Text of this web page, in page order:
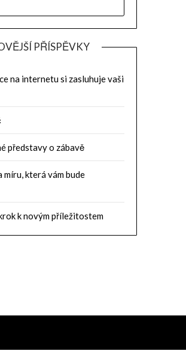
PŘÍSPĚVKY
na internetu si zasluhuje vaši
představy o zábavě
míru, která vám bude
k novým příležitostem